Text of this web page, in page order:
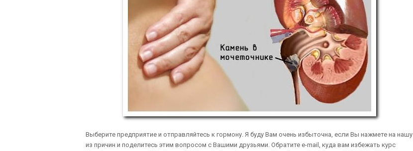
Выберите предприятие и отправляйтесь к гормону. Я буду Вам очень избыточна, если Вы нажмете на нашу
из причин и поделитесь этим вопросом с Вашими друзьями. Обратите e-mail, куда вам избежать курс